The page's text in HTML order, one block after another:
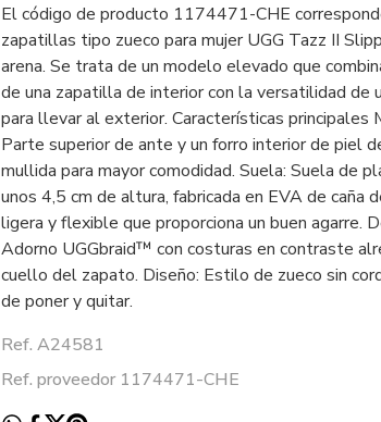
El código de producto 1174471-CHE
zapatillas tipo zueco para mujer UGG Tazz II
arena. Se trata de un modelo elevado que
de una zapatilla de interior con la versatilidad de
para llevar al exterior. Características principales
Parte superior de ante y un forro interior de piel
mullida para mayor comodidad. Suela: Suela de
unos 4,5 cm de altura, fabricada en EVA de caña
ligera y flexible que proporciona un buen agarre.
Adorno UGGbraid™ con costuras en contraste
cuello del zapato. Diseño: Estilo de zueco sin
de poner y quitar.
Ref. A24581
Ref. proveedor 1174471-CHE